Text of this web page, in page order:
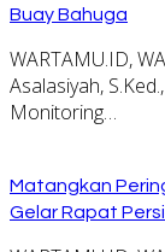
Buay Bahuga
WARTAMU.ID,
Asalasiyah,
Monitoring…
Matangkan
Gelar Rapat